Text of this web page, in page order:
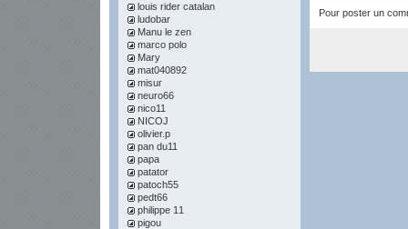
louis rider catalan
ludobar
Manu le zen
marco polo
Mary
mat040892
misur
neuro66
nico11
NICOJ
olivier.p
pan du11
papa
patator
patoch55
pedt66
philippe 11
pigou
Pour poster un